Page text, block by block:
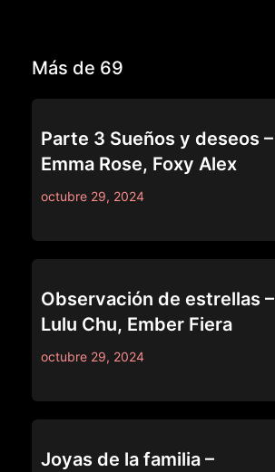
Más de 69
Parte 3 Sueños y deseos –
Emma Rose, Foxy Alex
octubre 29, 2024
Observación de estrellas –
Lulu Chu, Ember Fiera
octubre 29, 2024
Joyas de la familia –